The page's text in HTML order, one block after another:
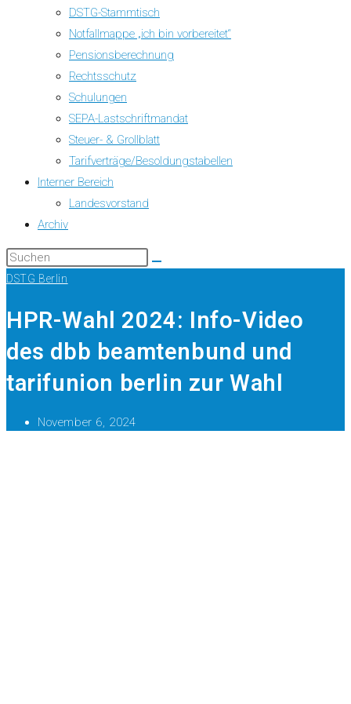
DSTG-Stammtisch
Notfallmappe „ich bin vorbereitet“
Pensionsberechnung
Rechtsschutz
Schulungen
SEPA-Lastschriftmandat
Steuer- & Grollblatt
Tarifverträge/Besoldungstabellen
Interner Bereich
Landesvorstand
Archiv
DSTG Berlin
HPR-Wahl 2024: Info-Video
des dbb beamtenbund und
tarifunion berlin zur Wahl
November 6, 2024